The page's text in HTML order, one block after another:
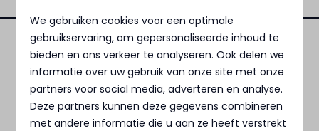
Veilig betalen
We gebruiken cookies voor een optimale
gebruikservaring, om gepersonaliseerde inhoud te
bieden en ons verkeer te analyseren. Ook delen we
informatie over uw gebruik van onze site met onze
partners voor social media, adverteren en analyse.
Deze partners kunnen deze gegevens combineren
met andere informatie die u aan ze heeft verstrekt